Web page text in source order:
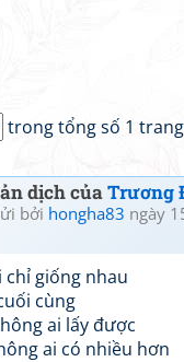
trong tổng số 1
dịch củaTrương
bởi hongha83 ngày
chỉ giống nhau
cùng
ai lấy được
ai có nhiều hơn